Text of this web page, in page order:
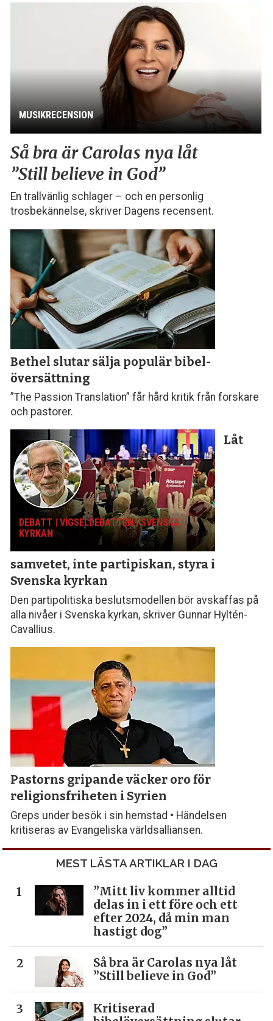
MUSIKRECENSION
Så bra är Carolas nya låt
”Still believe in God”
En trallvänlig schlager – och en personlig
trosbekännelse, skriver Dagens recensent.
Bethel slutar sälja populär bibel­
översättning
”The Passion Translation” får hård kritik från forskare
och pastorer.
DEBATT | VIGSELDEBATTEN I SVENSKA
KYRKAN
Låt
samvetet, inte parti­piskan, styra i
Svenska kyrkan
Den partipolitiska beslutsmodellen bör avskaffas på
alla nivåer i Svenska kyrkan, skriver Gunnar Hyltén-
Cavallius.
Pastorns gripande väcker oro för
religionsfriheten i Syrien
Greps under besök i sin hemstad • Händelsen
kritiseras av Evangeliska världsalliansen.
MEST LÄSTA ARTIKLAR I DAG
”Mitt liv kommer alltid
delas in i ett före och ett
efter 2024, då min man
hastigt dog”
Så bra är Carolas nya låt
”Still believe in God”
Kritiserad